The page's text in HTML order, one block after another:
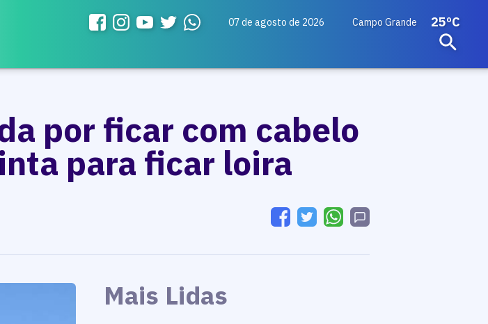
07 de agosto de 2026 Campo Grande 25ºC
por ficar com cabelo
para ficar loira
Mais Lidas